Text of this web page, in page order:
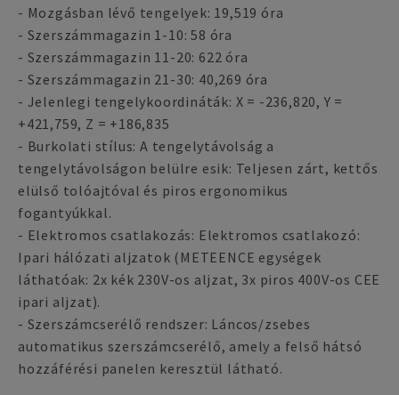
- Mozgásban lévő tengelyek: 19,519 óra
- Szerszámmagazin 1-10: 58 óra
- Szerszámmagazin 11-20: 622 óra
- Szerszámmagazin 21-30: 40,269 óra
- Jelenlegi tengelykoordináták: X = -236,820, Y =
+421,759, Z = +186,835
- Burkolati stílus: A tengelytávolság a
tengelytávolságon belülre esik: Teljesen zárt, kettős
elülső tolóajtóval és piros ergonomikus
fogantyúkkal.
- Elektromos csatlakozás: Elektromos csatlakozó:
Ipari hálózati aljzatok (METEENCE egységek
láthatóak: 2x kék 230V-os aljzat, 3x piros 400V-os CEE
ipari aljzat).
- Szerszámcserélő rendszer: Láncos/zsebes
automatikus szerszámcserélő, amely a felső hátsó
hozzáférési panelen keresztül látható.